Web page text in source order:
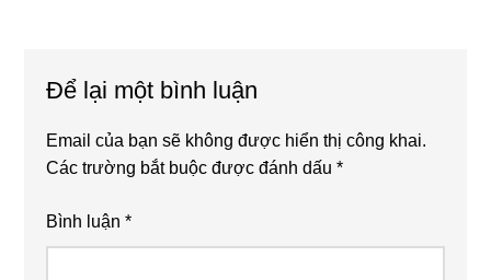
Để lại một bình luận
Email của bạn sẽ không được hiển thị công khai.
Các trường bắt buộc được đánh dấu*
Bình luận*